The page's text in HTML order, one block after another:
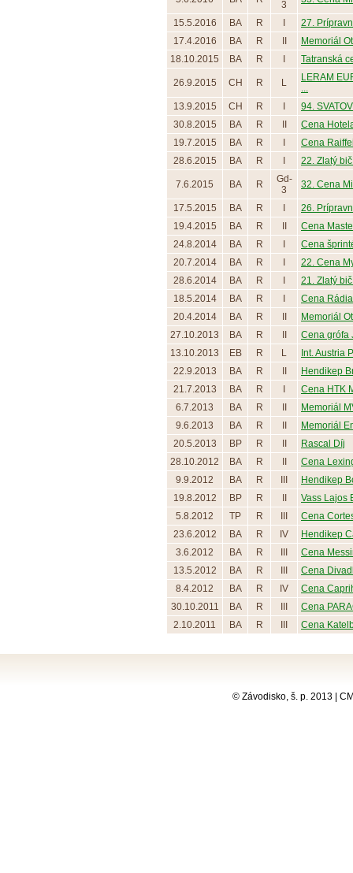
3
15.5.2016 BA R
27.
17.4.2016
BA R
Memoriál
18.10.2015
BA R Tatranská
26.9.2015 CH R L
LERAM
...
13.9.2015
CH R
94.
30.8.2015
BA R
Cena
19.7.2015
BA R
Cena
28.6.2015
BA R 22. Zlatý
7.6.2015 BA R
Gd-
3
32. Cena
17.5.2015 BA R
26.
19.4.2015
BA R
Cena
24.8.2014
BA R
Cena
20.7.2014
BA R
22. Cena
28.6.2014
BA R
21. Zlatý
18.5.2014
BA R
Cena
20.4.2014
BA R
Memoriál
27.10.2013
BA R
Cena grófa
13.10.2013
EB R L
Int. Austria
22.9.2013
BA R
Hendikep
21.7.2013
BA R
Cena HTK
6.7.2013
BA R
Memoriál
9.6.2013
BA R
Memoriál
20.5.2013
BP R
Rascal Díj
28.10.2012
BA R
Cena
9.9.2012
BA R
Hendikep
19.8.2012
BP R
Vass Lajos
5.8.2012
TP R
Cena
23.6.2012
BA R IV
Hendikep
3.6.2012
BA R
Cena
13.5.2012
BA R
Cena
8.4.2012
BA R IV
Cena
30.10.2011
BA R
Cena
2.10.2011
BA R Cena
© Závodisko, š. p. 2013 |